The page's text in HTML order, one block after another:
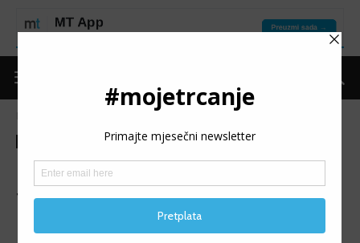
Vijesti
5. B2B RUN SARAJEVO: U
trci zaposlenika kompanija
1522 finišera na 5K